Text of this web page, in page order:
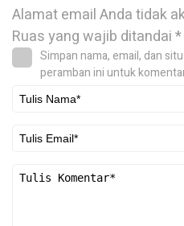
Alamat email Anda tidak
Ruas yang wajib ditandai*
Simpan nama, email, dan
peramban ini untuk